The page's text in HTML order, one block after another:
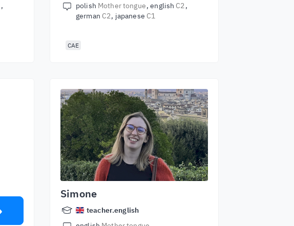
polish Mother tongue english C2
german C2 japanese C1
CAE
Simone
teacher.english